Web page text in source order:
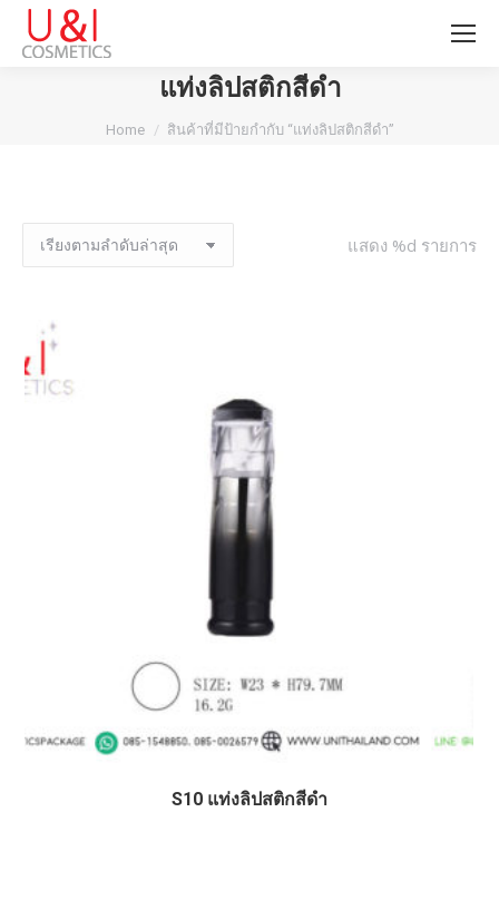
แท่งลิปสติกสีดำ
You are here:
Home สินค้าที่มีป้ายกำกับ “แท่งลิปสติกสีดำ”
แสดง %d รายการ
S10 แท่งลิปสติกสีดำ